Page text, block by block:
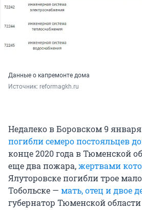
Данные о капремонте дома
Источник: reformagkh.ru
Недалеко в Боровском 9
погибли семеро постояльцев
конце 2020 года в Тюменской
еще два пожара,жертвами
Ялуторовске погибли трое
Тобольске — мать, отец и двое
губернатор Тюменской